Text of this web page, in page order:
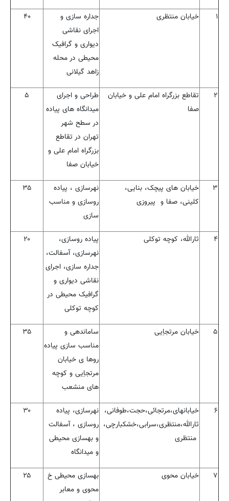
۱
خیابان منتظری
جداره سازی و
اجرای نقاشی
دیواری و گرافیک
محیطی در محله
زاهد گیلانی
۴۰
۲
تقاطع بزرگراه امام علی و خیابان
صفا
طراحی و اجرای
میدانگاه های پیاده
در سطح شهر
تهران در تقاطع
بزرگراه امام علی و
خیابان صفا
۵
۳
خیابان های پیچک، بنایی،
کلینی، صفا و پیروزی
نهرسازی ، پیاده
روسازی و مناسب
سازی
۳۵
۴ ثارالله، کوچه توکلی
پیاده روسازی،
نهرسازی، آسفالت،
جداره سازی، اجرای
نقاشی دیواری و
گرافیک محیطی در
کوچه توکلی
۲۰
۵ خیابان مرتجاِیی
ساماندهی و
مناسب سازی پیاده
روها ی خیابان
مرتجاِیی و کوچه
های منشعب
۳۵
۶
خیابانهای،مرتجائی،حجت،طوفانی،
ثارالله،منتظری،سرابی،خشکبارچی،
منتظری
نهرسازی، پیاده
روسازی ، آسفالت
و بهسازی محیطی
و میدانگاه
۳۰
۷ خیابان محوی
بهسازی محیطی خ
محوی و معابر
۲۵